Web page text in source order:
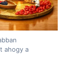
ahogy a